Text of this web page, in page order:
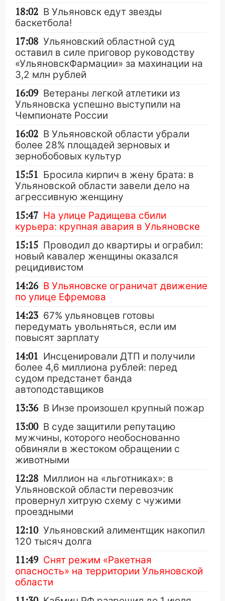
18:02 В Ульяновск едут звезды
баскетбола!
17:08 Ульяновский областной суд
оставил в силе приговор руководству
«УльяновскФармации» за махинации на
3,2 млн рублей
16:09 Ветераны легкой атлетики из
Ульяновска успешно выступили на
Чемпионате России
16:02 В Ульяновской области убрали
более 28% площадей зерновых и
зернобобовых культур
15:51 Бросила кирпич в жену брата: в
Ульяновской области завели дело на
агрессивную женщину
15:47 На улице Радищева сбили
курьера: крупная авария в Ульяновске
15:15 Проводил до квартиры и ограбил:
новый кавалер женщины оказался
рецидивистом
14:26 В Ульяновске ограничат движение
по улице Ефремова
14:23 67% ульяновцев готовы
передумать увольняться, если им
повысят зарплату
14:01 Инсценировали ДТП и получили
более 4,6 миллиона рублей: перед
судом предстанет банда
автоподставщиков
13:36 В Инзе произошел крупный пожар
13:00 В суде защитили репутацию
мужчины, которого необоснованно
обвиняли в жестоком обращении с
животными
12:28 Миллион на «льготниках»: в
Ульяновской области перевозчик
провернул хитрую схему с чужими
проездными
12:10 Ульяновский алиментщик накопил
120 тысяч долга
11:49 Снят режим «Ракетная
опасность» на территории Ульяновской
области